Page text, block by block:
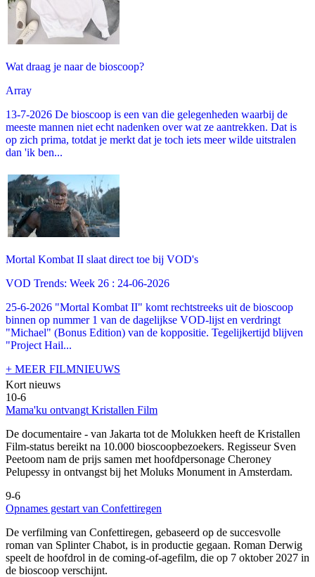
Wat draag je naar de bioscoop?
Array
13-7-2026 De bioscoop is een van die gelegenheden waarbij de
meeste mannen niet echt nadenken over wat ze aantrekken. Dat is
op zich prima, totdat je merkt dat je toch iets meer wilde uitstralen
dan 'ik ben...
Mortal Kombat II slaat direct toe bij VOD's
VOD Trends: Week 26 : 24-06-2026
25-6-2026 "Mortal Kombat II" komt rechtstreeks uit de bioscoop
binnen op nummer 1 van de dagelijkse VOD-lijst en verdringt
"Michael" (Bonus Edition) van de koppositie. Tegelijkertijd blijven
"Project Hail...
+ MEER FILMNIEUWS
Kort nieuws
10-6
Mama'ku ontvangt Kristallen Film
De documentaire - van Jakarta tot de Molukken heeft de Kristallen
Film-status bereikt na 10.000 bioscoopbezoekers. Regisseur Sven
Peetoom nam de prijs samen met hoofdpersonage Cheroney
Pelupessy in ontvangst bij het Moluks Monument in Amsterdam.
9-6
Opnames gestart van Confettiregen
De verfilming van Confettiregen, gebaseerd op de succesvolle
roman van Splinter Chabot, is in productie gegaan. Roman Derwig
speelt de hoofdrol in de coming-of-agefilm, die op 7 oktober 2027 in
de bioscoop verschijnt.